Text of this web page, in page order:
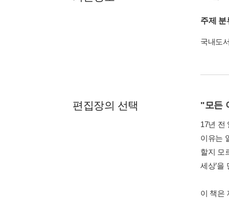
주제 분
국내도
편집장의 선택 "모든
17년 전
이유는
할지 모
세상’을
이 책은